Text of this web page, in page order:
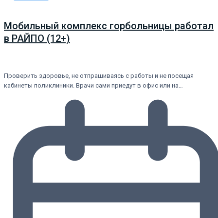
Мобильный комплекс горбольницы работал
в РАЙПО (12+)
Проверить здоровье, не отпрашиваясь с работы и не посещая
кабинеты поликлиники. Врачи сами приедут в офис или на…